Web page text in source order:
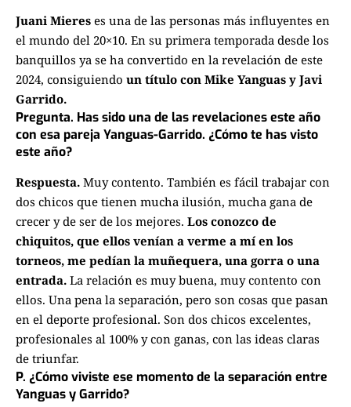
Juani Mieres es una de las personas más influyentes en
el mundo del 20×10. En su primera temporada desde los
banquillos ya se ha convertido en la revelación de este
2024, consiguiendo un título con Mike Yanguas y Javi
Garrido.
Pregunta. Has sido una de las revelaciones este año
con esa pareja Yanguas-Garrido. ¿Cómo te has visto
este año?
Respuesta. Muy contento. También es fácil trabajar con
dos chicos que tienen mucha ilusión, mucha gana de
crecer y de ser de los mejores. Los conozco de
chiquitos, que ellos venían a verme a mí en los
torneos, me pedían la muñequera, una gorra o una
entrada. La relación es muy buena, muy contento con
ellos. Una pena la separación, pero son cosas que pasan
en el deporte profesional. Son dos chicos excelentes,
profesionales al 100% y con ganas, con las ideas claras
de triunfar.
P. ¿Cómo viviste ese momento de la separación entre
Yanguas y Garrido?